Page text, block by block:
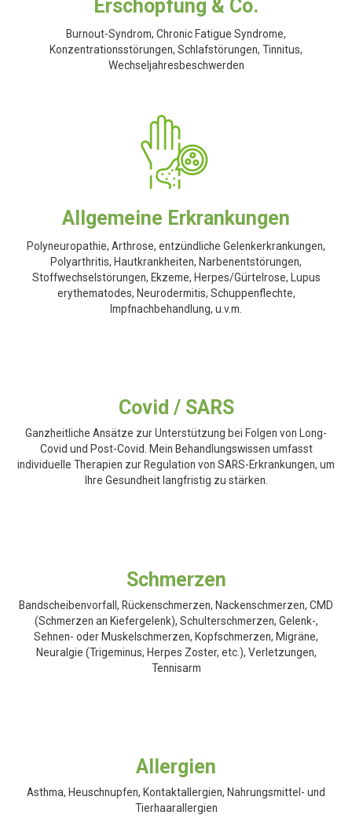
Erschöpfung & Co.
Burnout-Syndrom, Chronic Fatigue Syndrome,
Konzentrationsstörungen, Schlafstörungen, Tinnitus,
Wechseljahresbeschwerden
Allgemeine Erkrankungen
Polyneuropathie, Arthrose, entzündliche Gelenkerkrankungen,
Polyarthritis, Hautkrankheiten, Narbenentstörungen,
Stoffwechselstörungen, Ekzeme, Herpes/Gürtelrose, Lupus
erythematodes, Neurodermitis, Schuppenflechte,
Impfnachbehandlung, u.v.m.
Covid / SARS
Ganzheitliche Ansätze zur Unterstützung bei Folgen von Long-
Covid und Post-Covid. Mein Behandlungswissen umfasst
individuelle Therapien zur Regulation von SARS-Erkrankungen, um
Ihre Gesundheit langfristig zu stärken.
Schmerzen
Bandscheibenvorfall, Rückenschmerzen, Nackenschmerzen, CMD
(Schmerzen an Kiefergelenk), Schulterschmerzen, Gelenk-,
Sehnen- oder Muskelschmerzen, Kopfschmerzen, Migräne,
Neuralgie (Trigeminus, Herpes Zoster, etc.), Verletzungen,
Tennisarm
Allergien
Asthma, Heuschnupfen, Kontaktallergien, Nahrungsmittel- und
Tierhaarallergien